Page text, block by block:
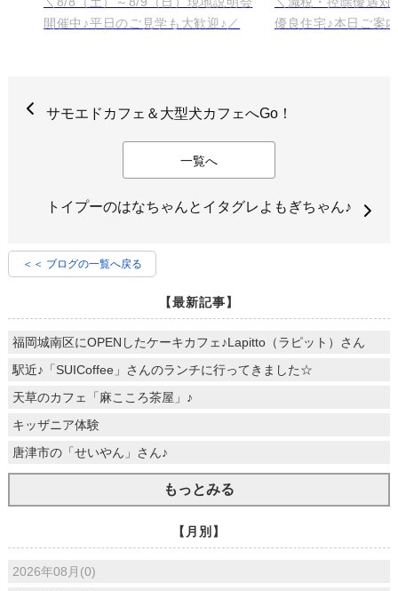
サモエドカフェ＆大型犬カフェへGo！
一覧へ
トイプーのはなちゃんとイタグレよもぎちゃん♪
＜＜ ブログの一覧へ戻る
【最新記事】
福岡城南区にOPENしたケーキカフェ♪Lapitto（ラピット）さん
駅近♪「SUICoffee」さんのランチに行ってきました☆
天草のカフェ「麻こころ茶屋」♪
キッザニア体験
唐津市の「せいやん」さん♪
もっとみる
【月別】
2026年08月(0)